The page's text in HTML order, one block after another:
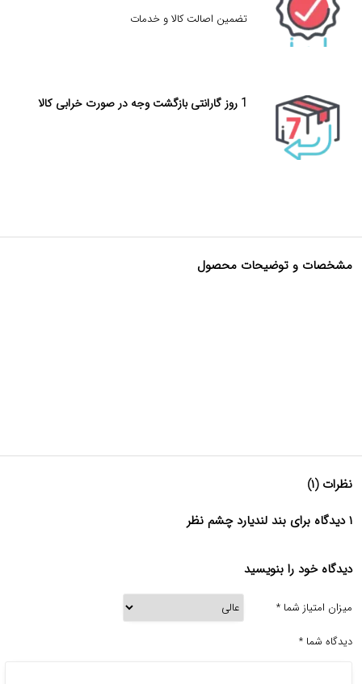
تضمین اصالت کالا و خدمات
1 روز گارانتی بازگشت وجه در صورت خرابی کالا
مشخصات و توضیحات محصول
نظرات (۱)
۱ دیدگاه برای بند لندیارد چشم نظر
دیدگاه خود را بنویسید
میزان امتیاز شما *
دیدگاه شما *